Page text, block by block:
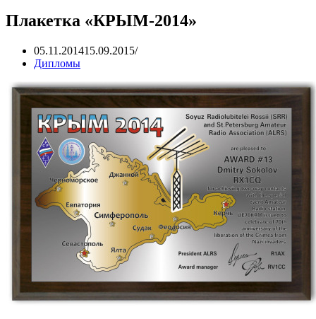
Плакетка «КРЫМ-2014»
05.11.201415.09.2015
Дипломы